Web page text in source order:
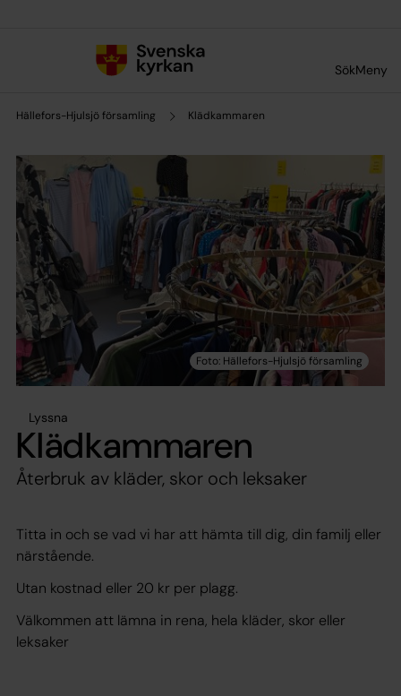
SökMeny
Hällefors-Hjulsjö församling Klädkammaren
Lyssna
Klädkammaren
Återbruk av kläder, skor och leksaker
Titta in och se vad vi har att hämta till dig, din familj eller
närstående.
Utan kostnad eller 20 kr per plagg.
Välkommen att lämna in rena, hela kläder, skor eller
leksaker